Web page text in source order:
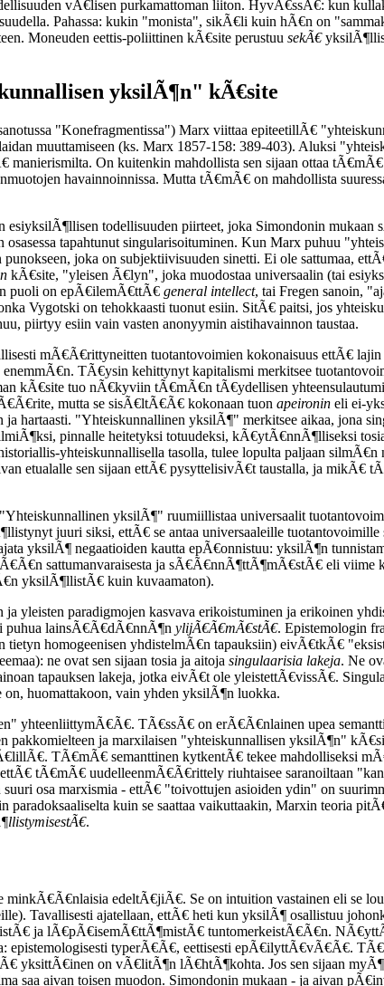
vÃ€lisen purkamattoman liiton. HyvÃ€ssÃ€: kun
Pahassa: kukin "monista", sikÃ€li kuin hÃ€n on
Moneuden eettis-poliittinen kÃ€site perustuu sekÃ€
yksilÃ¶n" kÃ€site
"Konefragmentissa") Marx viittaa epiteetillÃ€
muuttamiseen (ks. Marx 1857-158: 389-403). Aluksi
manierismilta. On kuitenkin mahdollista sen sijaan ottaa
havainnoinnissa. Mutta tÃ€mÃ€ on mahdollista
todellisuuden piirteet, joka Simondonin mukaan
tapahtunut singularisoituminen. Kun Marx puhuu
punokseen, joka on subjektiivisuuden sinetti. Ei ole sattumaa,
kÃ€site, "yleisen Ã€lyn", joka muodostaa universaalin (tai
puoli on epÃ€ilemÃ€ttÃ€ general intellect, tai Fregen sanoin,
Vygotski on tehokkaasti tuonut esiin. SitÃ€ paitsi, jos
piirtyy esiin vain vasten anonyymin aistihavainnon taustaa.
mÃ€Ã€rittyneitten tuotantovoimien kokonaisuus ettÃ€
TÃ€ysin kehittynyt kapitalismi merkitsee
kÃ€site tuo nÃ€kyviin tÃ€mÃ€n tÃ€ydellisen
mutta se sisÃ€ltÃ€Ã€ kokonaan tuon apeironin eli ei-
hartaasti. "Yhteiskunnallinen yksilÃ¶" merkitsee aikaa, jona
pinnalle heitetyksi totuudeksi, kÃ€ytÃ€nnÃ¶lliseksi
yhteiskunnallisella tasolla, tulee lopulta paljaan
etualalle sen sijaan ettÃ€ pysyttelisivÃ€t taustalla, ja
yksilÃ¶" ruumiillistaa universaalit
juuri siksi, ettÃ€ se antaa universaaleille
yksilÃ¶ negaatioiden kautta epÃ€onnistuu: yksilÃ¶n
sattumanvaraisesta ja sÃ€Ã€nnÃ¶ttÃ¶mÃ€stÃ€ eli viime
yksilÃ¶llistÃ€ kuin kuvaamaton).
yleisten paradigmojen kasvava erikoistuminen ja erikoinen
puhua lainsÃ€Ã€dÃ€nnÃ¶n ylijÃ€Ã€mÃ€stÃ€. Epistemologin
homogeenisen yhdistelmÃ€n tapauksiin) eivÃ€tkÃ€
ne ovat sen sijaan tosia ja aitoja singulaarisia lakeja. Ne
tapauksen lakeja, jotka eivÃ€t ole yleistettÃ€vissÃ€.
huomattakoon, vain yhden yksilÃ¶n luokka.
yhteenliittymÃ€Ã€. TÃ€ssÃ€ on erÃ€Ã€nlainen upea
pakkomielteen ja marxilaisen "yhteiskunnallisen yksilÃ¶n"
TÃ€mÃ€ semanttinen kytkentÃ€ tekee mahdolliseksi
tÃ€mÃ€ uudelleenmÃ€Ã€rittely riuhtaisee saranoiltaan
osa marxismia - ettÃ€ "toivottujen asioiden ydin" on
paradoksaaliselta kuin se saattaa vaikuttaakin, Marxin teoria
.
edeltÃ€jiÃ€. Se on intuition vastainen eli se
Tavallisesti ajatellaan, ettÃ€ heti kun yksilÃ¶ osallistuu
ja lÃ€pÃ€isemÃ€ttÃ¶mistÃ€ tuntomerkeistÃ€Ã€n.
epistemologisesti typerÃ€Ã€, eettisesti epÃ€ilyttÃ€vÃ€Ã€.
yksittÃ€inen on vÃ€litÃ¶n lÃ€htÃ¶kohta. Jos sen sijaan
saa aivan toisen muodon. Simondonin mukaan - ja aivan